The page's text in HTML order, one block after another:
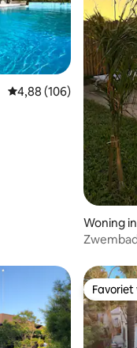
Gemiddelde
4,88 (106)
Woning